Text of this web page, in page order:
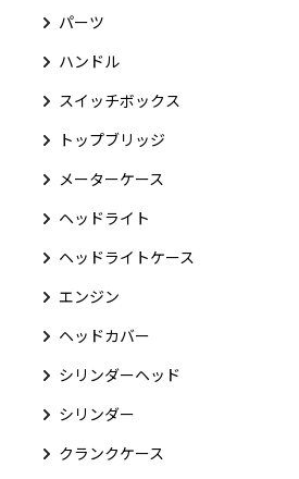
パーツ
ハンドル
スイッチボックス
トップブリッジ
メーターケース
ヘッドライト
ヘッドライトケース
エンジン
ヘッドカバー
シリンダーヘッド
シリンダー
クランクケース